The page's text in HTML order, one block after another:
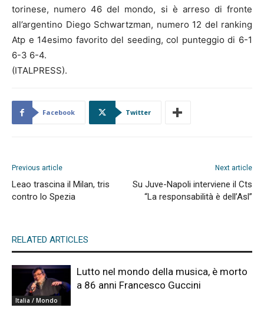
torinese, numero 46 del mondo, si è arreso di fronte
all’argentino Diego Schwartzman, numero 12 del ranking
Atp e 14esimo favorito del seeding, col punteggio di 6-1
6-3 6-4.
(ITALPRESS).
Facebook Twitter
Previous article
Leao trascina il Milan, tris
contro lo Spezia
Next article
Su Juve-Napoli interviene il Cts
“La responsabilità è dell’Asl”
RELATED ARTICLES
Italia / Mondo
Lutto nel mondo della musica, è morto
a 86 anni Francesco Guccini